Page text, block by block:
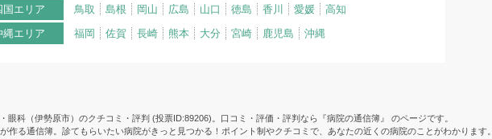
国エリア
鳥取 島根 岡山 広島 山口 徳島 香川 愛媛
高知
縄エリア
福岡 佐賀 長崎 熊本 大分 宮崎 鹿児島 沖縄
眼科（伊勢原市）のクチコミ・評判 (投票ID:89206)。口コミ・評価・評判なら『病院の通信簿』 のページです。
作る通信簿。診てもらいたい病院がきっと見つかる！ポイント制やクチコミで、あなたの近くの病院のことがわかります。